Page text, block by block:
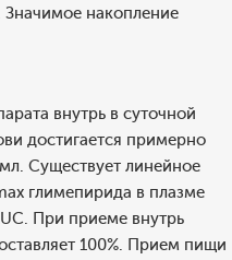
накопление
внутрь в суточной
достигается примерно
Существует линейное
глимепирида в плазме
При приеме внутрь
100%. Прием пищи